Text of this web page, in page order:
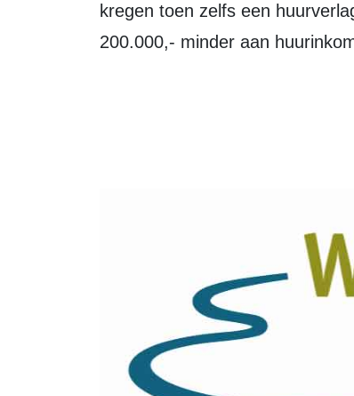
kregen toen zelfs een
200.000,- minder aan